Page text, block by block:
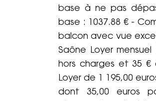
base à ne pas
base : 1037.88 € -
balcon avec vue
Saône Loyer
hors charges et 35 €
Loyer de 1 195,00
dont 35,00 euros